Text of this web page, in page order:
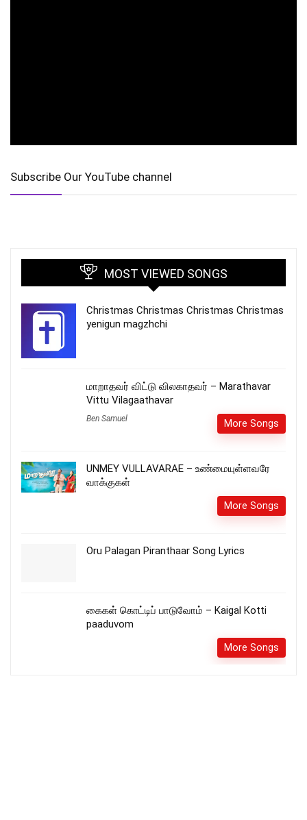
Subscribe Our YouTube channel
MOST VIEWED SONGS
Christmas Christmas Christmas Christmas
yenigun magzhchi
மாறாதவர் விட்டு விலகாதவர் – Marathavar
Vittu Vilagaathavar
Ben Samuel More Songs
UNMEY VULLAVARAE – உண்மையுள்ளவரே
வாக்குகள்
More Songs
Oru Palagan Piranthaar Song Lyrics
கைகள் கொட்டிப் பாடுவோம் – Kaigal Kotti
paaduvom
More Songs